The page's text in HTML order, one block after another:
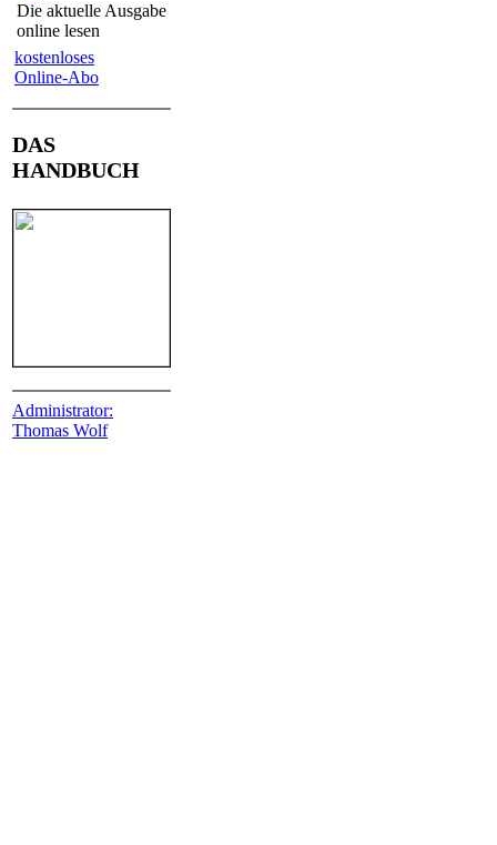
Die aktuelle Ausgabe
online lesen
kostenloses
Online-Abo
DAS
HANDBUCH
Administrator:
Thomas Wolf